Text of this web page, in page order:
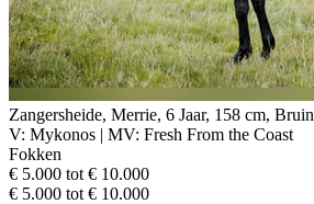
Zangersheide, Merrie, 6 Jaar, 158 cm, Bruin
V: Mykonos | MV: Fresh From the Coast
Fokken
€ 5.000 tot € 10.000
€ 5.000 tot € 10.000